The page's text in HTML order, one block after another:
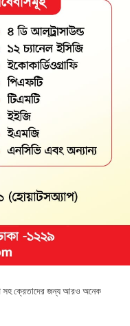
সহ ক্রেতাদের জন্য আরও অনেক